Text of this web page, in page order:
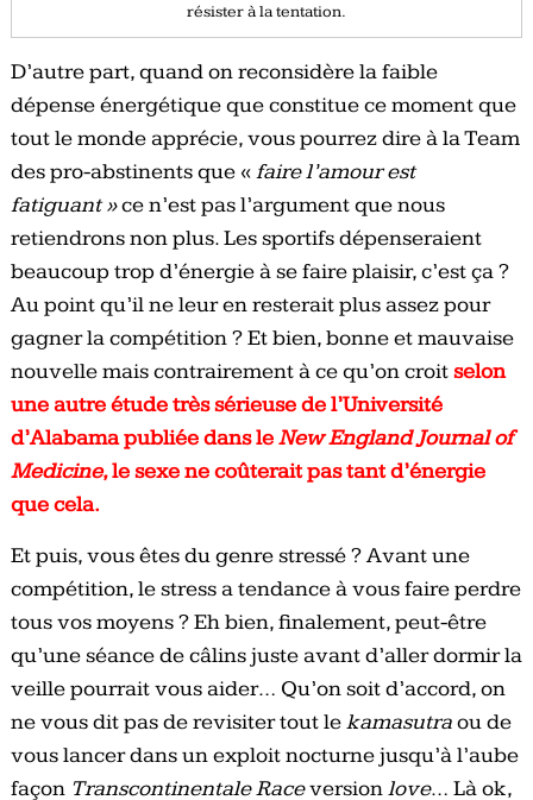
résister à la tentation.
D’autre part, quand on reconsidère la faible
dépense énergétique que constitue ce moment que
tout le monde apprécie, vous pourrez dire à la Team
des pro-abstinents que «faire l’amour est
fatiguant »ce n’est pas l’argument que nous
retiendrons non plus. Les sportifs dépenseraient
beaucoup trop d’énergie à se faire plaisir, c’est ça ?
Au point qu’il ne leur en resterait plus assez pour
gagner la compétition ? Et bien, bonne et mauvaise
nouvelle mais contrairement à ce qu’on croitselon
une autre étude très sérieuse de l’Université
d’Alabama publiée dans leNew England Journal of
Medicine, le sexe ne coûterait pas tant d’énergie
que cela.
Et puis, vous êtes du genre stressé ? Avant une
compétition, le stress a tendance à vous faire perdre
tous vos moyens ? Eh bien, finalement, peut-être
qu’une séance de câlins juste avant d’aller dormir la
veille pourrait vous aider… Qu’on soit d’accord, on
ne vous dit pas de revisiter tout lekamasutraou de
vous lancer dans un exploit nocturne jusqu’à l’aube
façon Transcontinentale Raceversionlove… Là ok,